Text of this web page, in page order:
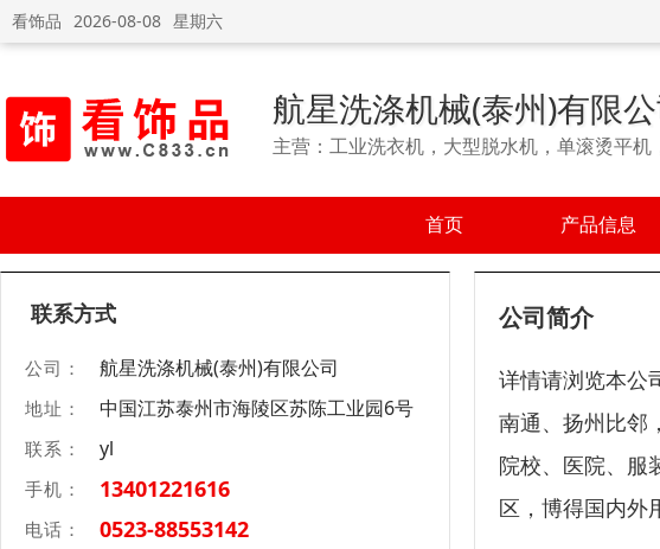
看饰品 2026-08-08 星期六
航星洗涤机械(泰州)有限
主营：工业洗衣机，大型脱水机，单滚烫平
首页 产品信息
联系方式
公司： 航星洗涤机械(泰州)有限公司
地址： 中国江苏泰州市海陵区苏陈工业园6号
联系： yl
手机： 13401221616
电话： 0523-88553142
公司简介
详情请浏览本公
南通、扬州比邻
院校、医院、服
区，博得国内外